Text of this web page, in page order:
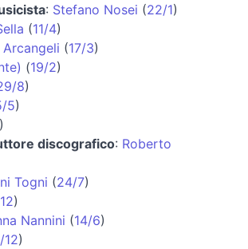
: Stefano Nosei (22/1)
(11/4)
Arcangeli (17/3)
(19/2)
8)
5)
)
discografico: Roberto
Togni (24/7)
)
Nannini (14/6)
12)